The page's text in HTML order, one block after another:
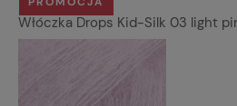
Włóczka Drops Kid-Silk 03 light